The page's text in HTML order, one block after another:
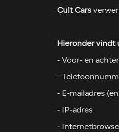
Cult Cars
Hieronder vindt
- Voor- en
-
- E-mailadres
- IP-adres
-